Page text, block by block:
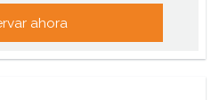
ahora